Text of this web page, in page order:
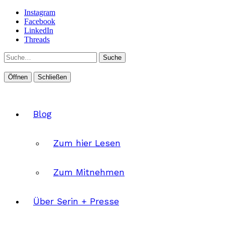
Instagram
Facebook
LinkedIn
Threads
Suche
Öffnen Schließen
Blog
Zum hier Lesen
Zum Mitnehmen
Über Serin + Presse